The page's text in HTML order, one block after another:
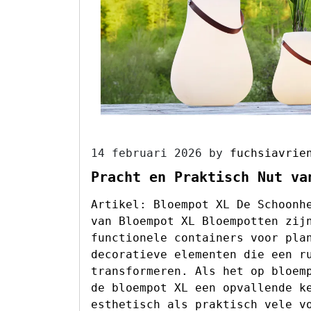
14 februari 2026 by
Pracht en Praktisch Nut
Artikel: Bloempot XL De
van Bloempot XL Bloempotten
functionele containers voor
decoratieve elementen die een
transformeren. Als het op
de bloempot XL een opvallende
esthetisch als praktisch vele